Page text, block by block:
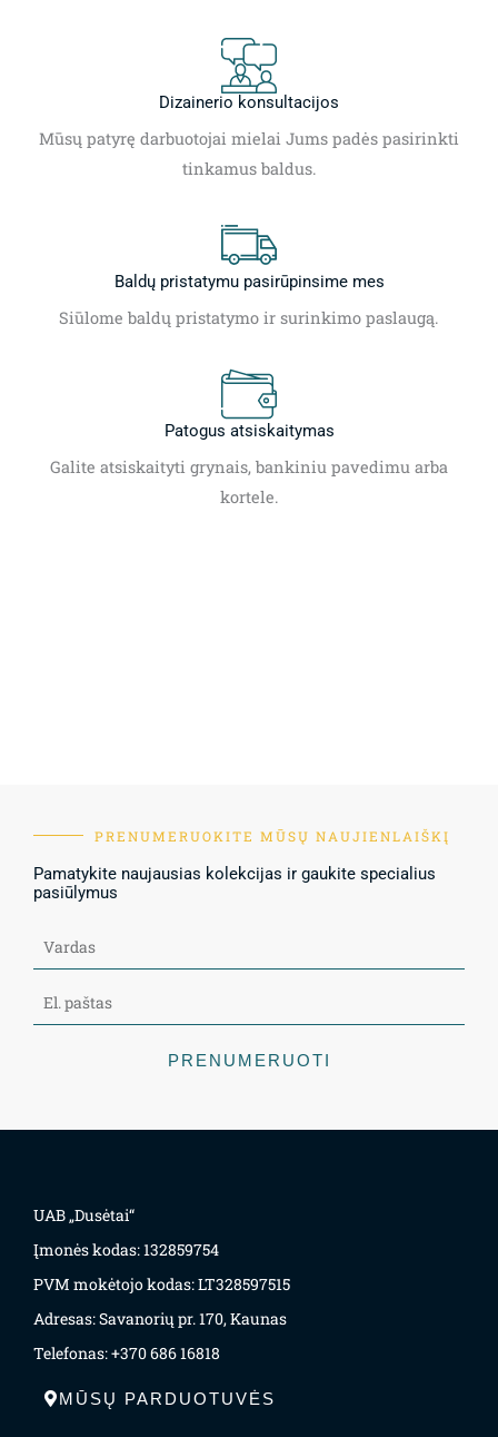
Dizainerio konsultacijos
Mūsų patyrę darbuotojai mielai Jums padės pasirinkti
tinkamus baldus.
Baldų pristatymu pasirūpinsime mes
Siūlome baldų pristatymo ir surinkimo paslaugą.
Patogus atsiskaitymas
Galite atsiskaityti grynais, bankiniu pavedimu arba
kortele.
PRENUMERUOKITE MŪSŲ NAUJIENLAIŠKĮ
Pamatykite naujausias kolekcijas ir gaukite specialius
pasiūlymus
PRENUMERUOTI
UAB „Dusėtai“
Įmonės kodas: 132859754
PVM mokėtojo kodas: LT328597515
Adresas: Savanorių pr. 170, Kaunas
Telefonas: +370 686 16818
MŪSŲ PARDUOTUVĖS